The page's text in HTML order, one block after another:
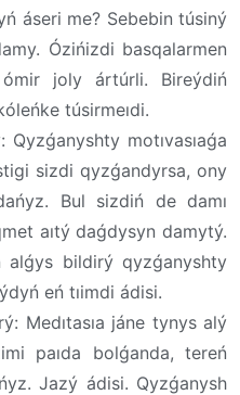
áseri me? Sebebin túsiný
Ózińizdi basqalarmen
joly ártúrli. Bireýdiń
túsirmeıdi.
motıvasıaǵa
sizdi qyzǵandyrsa, ony
Bul sizdiń de damı
aıtý daǵdysyn damytý.
alǵys bildirý qyzǵanyshty
eń tıimdi ádisi.
jáne tynys alý
paıda bolǵanda, tereń
Jazý ádisi. Qyzǵanysh